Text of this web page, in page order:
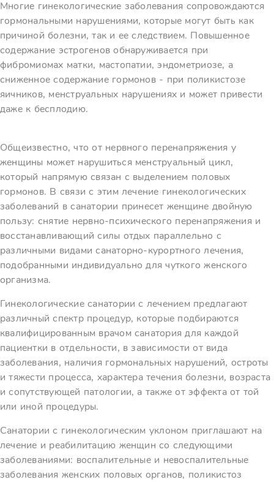
Многие гинекологические заболевания сопровождаются
гормональными нарушениями, которые могут быть как
причиной болезни, так и ее следствием. Повышенное
содержание эстрогенов обнаруживается при
фибромиомах матки, мастопатии, эндометриозе, а
сниженное содержание гормонов - при поликистозе
яичников, менструальных нарушениях и может привести
даже к бесплодию.
Общеизвестно, что от нервного перенапряжения у
женщины может нарушиться менструальный цикл,
который напрямую связан с выделением половых
гормонов. В связи с этим лечение гинекологических
заболеваний в санатории принесет женщине двойную
пользу: снятие нервно-психического перенапряжения и
восстанавливающий силы отдых параллельно с
различными видами санаторно-курортного лечения,
подобранными индивидуально для чуткого женского
организма.
Гинекологические санатории с лечением предлагают
различный спектр процедур, которые подбираются
квалифицированным врачом санатория для каждой
пациентки в отдельности, в зависимости от вида
заболевания, наличия гормональных нарушений, остроты
и тяжести процесса, характера течения болезни, возраста
и сопутствующей патологии, а также от эффекта от той
или иной процедуры.
Санатории с гинекологическим уклоном приглашают на
лечение и реабилитацию женщин со следующими
заболеваниями: воспалительные и невоспалительные
заболевания женских половых органов, поликистоз